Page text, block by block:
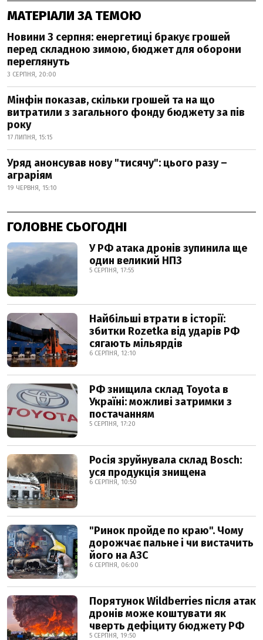
МАТЕРІАЛИ ЗА ТЕМОЮ
Новини 3 серпня: енергетиці бракує грошей
перед складною зимою, бюджет для оборони
переглянуть
3 СЕРПНЯ, 20:00
Мінфін показав, скільки грошей та на що
витратили з загального фонду бюджету за пів
року
17 ЛИПНЯ, 15:15
Уряд анонсував нову "тисячу": цього разу –
аграріям
19 ЧЕРВНЯ, 15:10
ГОЛОВНЕ СЬОГОДНІ
У РФ атака дронів зупинила ще
один великий НПЗ
5 СЕРПНЯ, 17:55
Найбільші втрати в історії:
збитки Rozetka від ударів РФ
сягають мільярдів
6 СЕРПНЯ, 12:10
РФ знищила склад Toyota в
Україні: можливі затримки з
постачанням
5 СЕРПНЯ, 17:20
Росія зруйнувала склад Bosch:
уся продукція знищена
6 СЕРПНЯ, 10:50
"Ринок пройде по краю". Чому
дорожчає пальне і чи вистачить
його на АЗС
6 СЕРПНЯ, 06:00
Порятунок Wildberries після атак
дронів може коштувати як
чверть дефіциту бюджету РФ
5 СЕРПНЯ, 19:50